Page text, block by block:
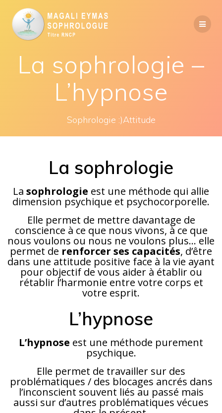
La sophrologie –
L’hypnose
Sophrologie :)Attitude
La sophrologie
La sophrologie est une méthode qui allie
dimension psychique et psychocorporelle.
Elle permet de mettre davantage de
conscience à ce que nous vivons, à ce que
nous voulons ou nous ne voulons plus… elle
permet de renforcer ses capacités, d’être
dans une attitude positive face à la vie ayant
pour objectif de vous aider à établir ou
rétablir l’harmonie entre votre corps et
votre esprit.
L’hypnose
L’hypnose est une méthode purement
psychique.
Elle permet de travailler sur des
problématiques / des blocages ancrés dans
l’inconscient souvent liés au passé mais
aussi sur d’autres problématiques vécues